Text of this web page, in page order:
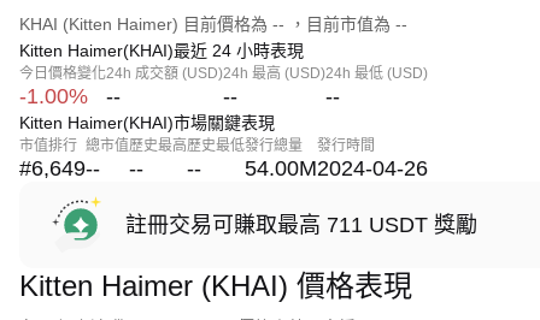
KHAI (Kitten Haimer) 目前價格為 -- ，目前市值為 --
Kitten Haimer(KHAI)最近 24 小時表現
今日價格變化
-1.00%
24h 成交額 (USD)
--
24h 最高 (USD)
--
24h 最低 (USD)
--
Kitten Haimer(KHAI)市場關鍵表現
市值排行
#6,649
總市值
--
歷史最高
--
歷史最低
--
發行總量
54.00M
發行時間
2024-04-26
註冊交易可賺取最高 711 USDT 獎勵
Kitten Haimer (KHAI) 價格表現